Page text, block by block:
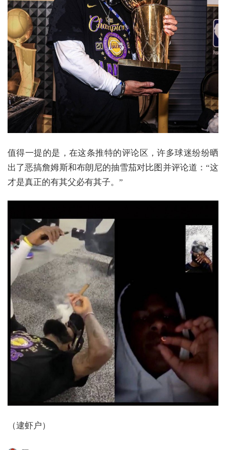
值得一提的是，在这条推特的评论区，许多球迷纷纷晒
出了恶搞詹姆斯和布朗尼的抽雪茄对比图并评论道：“这
才是真正的有其父必有其子。”
（逮虾户）